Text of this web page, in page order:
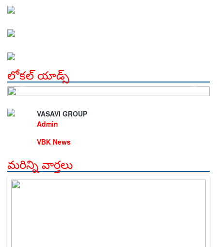
లోకల్ యాడ్స్
VASAVI GROUP
Admin
VBK News
మరిన్ని వార్తలు